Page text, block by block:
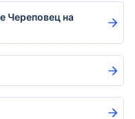
Череповец на